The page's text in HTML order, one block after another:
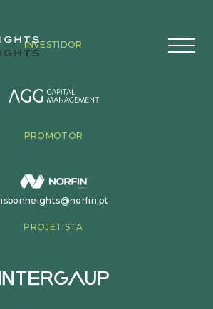
INVESTIDOR
PROMOTOR
lisbonheights@norfin.pt
PROJETISTA